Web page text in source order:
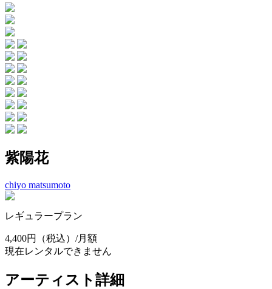
紫陽花
chiyo matsumoto
レギュラープラン
4,400円
（税込）/月額
現在レンタルできません
アーティスト詳細